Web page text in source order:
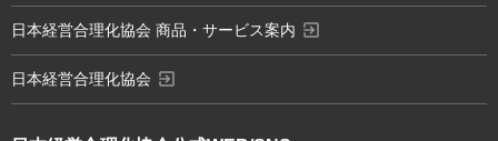
日本経営合理化協会 商品・サービス案内 exit_to_app
日本経営合理化協会 exit_to_app